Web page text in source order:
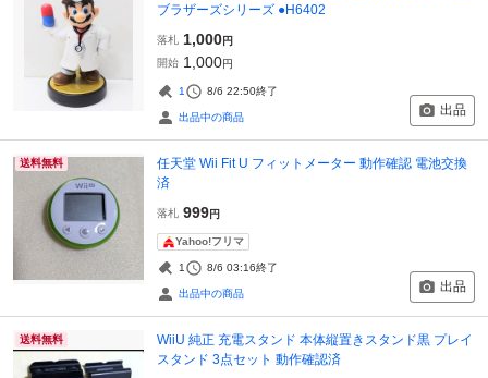
ブラザーズシリーズ ●H6402
落札 1,000円
開始 1,000円
1 8/6 22:50終了
出品中の商品 出品
送料無料
任天堂 Wii Fit U フィットメーター 動作確認 電池交換
済
落札 999円
Yahoo!フリマ
1 8/6 03:16終了
出品中の商品 出品
送料無料
WiiU 純正 充電スタンド 本体縦置きスタンド黒 プレイ
スタンド 3点セット 動作確認済